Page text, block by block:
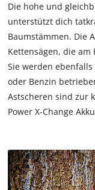
Die hohe und
unterstützt dich
Baumstämmen. Die
Kettensägen, die
Sie werden ebenfalls
oder Benzin
Astscheren sind zur
Power X-Change